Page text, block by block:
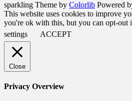
sparkling Theme by Colorlib Powered
This website uses cookies to improve
you're ok with this, but you can opt-out
settings
ACCEPT
Close
Privacy Overview